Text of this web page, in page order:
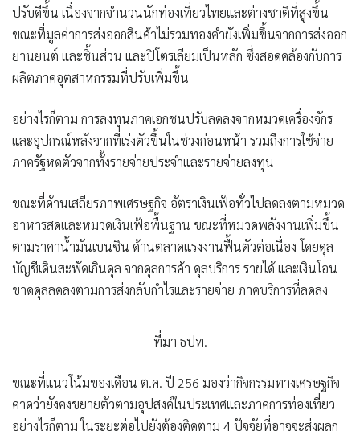
ปรับดีขึ้น เนื่องจากจำนวนนักท่องเที่ยวไทยและต่างชาติที่สูงขึ้น
ขณะที่มูลค่าการส่งออกสินค้าไม่รวมทองคำยังเพิ่มขึ้นจากการส่งออก
ยานยนต์ และชิ้นส่วน และปิโตรเลียมเป็นหลัก ซึ่งสอดคล้องกับการ
ผลิตภาคอุตสาหกรรมที่ปรับเพิ่มขึ้น
อย่างไรก็ตาม การลงทุนภาคเอกชนปรับลดลงจากหมวดเครื่องจักร
และอุปกรณ์หลังจากที่เร่งตัวขึ้นในช่วงก่อนหน้า รวมถึงการใช้จ่าย
ภาครัฐหดตัวจากทั้งรายจ่ายประจำและรายจ่ายลงทุน
ขณะที่ด้านเสถียรภาพเศรษฐกิจ อัตราเงินเฟ้อทั่วไปลดลงตามหมวด
อาหารสดและหมวดเงินเฟ้อพื้นฐาน ขณะที่หมวดพลังงานเพิ่มขึ้น
ตามราคาน้ำมันเบนซิน ด้านตลาดแรงงานฟื้นตัวต่อเนื่อง โดยดุล
บัญชีเดินสะพัดเกินดุล จากดุลการค้า ดุลบริการ รายได้ และเงินโอน
ขาดดุลลดลงตามการส่งกลับกำไรและรายจ่าย ภาคบริการที่ลดลง
ที่มา ธปท.
ขณะที่แนวโน้มของเดือน ต.ค. ปี 256 มองว่ากิจกรรมทางเศรษฐกิจ
คาดว่ายังคงขยายตัวตามอุปสงค์ในประเทศและภาคการท่องเที่ยว
อย่างไรก็ตาม ในระยะต่อไปยังต้องติดตาม 4 ปัจจัยที่อาจจะส่งผลก